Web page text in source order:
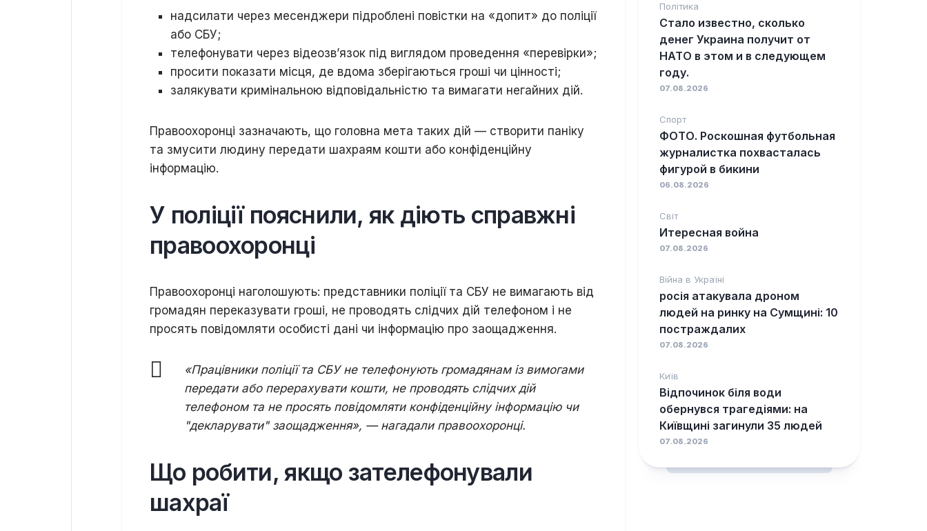
надсилати через месенджери підроблені повістки на «допит» до поліції
або СБУ;
телефонувати через відеозв’язок під виглядом проведення «перевірки»;
просити показати місця, де вдома зберігаються гроші чи цінності;
залякувати кримінальною відповідальністю та вимагати негайних дій.
Правоохоронці зазначають, що головна мета таких дій — створити паніку
та змусити людину передати шахраям кошти або конфіденційну
інформацію.
У поліції пояснили, як діють справжні
правоохоронці
Правоохоронці наголошують: представники поліції та СБУ не вимагають від
громадян переказувати гроші, не проводять слідчих дій телефоном і не
просять повідомляти особисті дані чи інформацію про заощадження.
«Працівники поліції та СБУ не телефонують громадянам із вимогами
передати або перерахувати кошти, не проводять слідчих дій
телефоном та не просять повідомляти конфіденційну інформацію чи
"декларувати" заощадження», — нагадали правоохоронці.
Що робити, якщо зателефонували
шахраї
Політика
Стало известно, сколько
денег Украина получит от
НАТО в этом и в следующем
году.
07.08.2026
Спорт
ФОТО. Роскошная футбольная
журналистка похвасталась
фигурой в бикини
06.08.2026
Світ
Итересная война
07.08.2026
Війна в Україні
росія атакувала дроном
людей на ринку на Сумщині: 10
постраждалих
07.08.2026
Київ
Відпочинок біля води
обернувся трагедіями: на
Київщині загинули 35 людей
07.08.2026